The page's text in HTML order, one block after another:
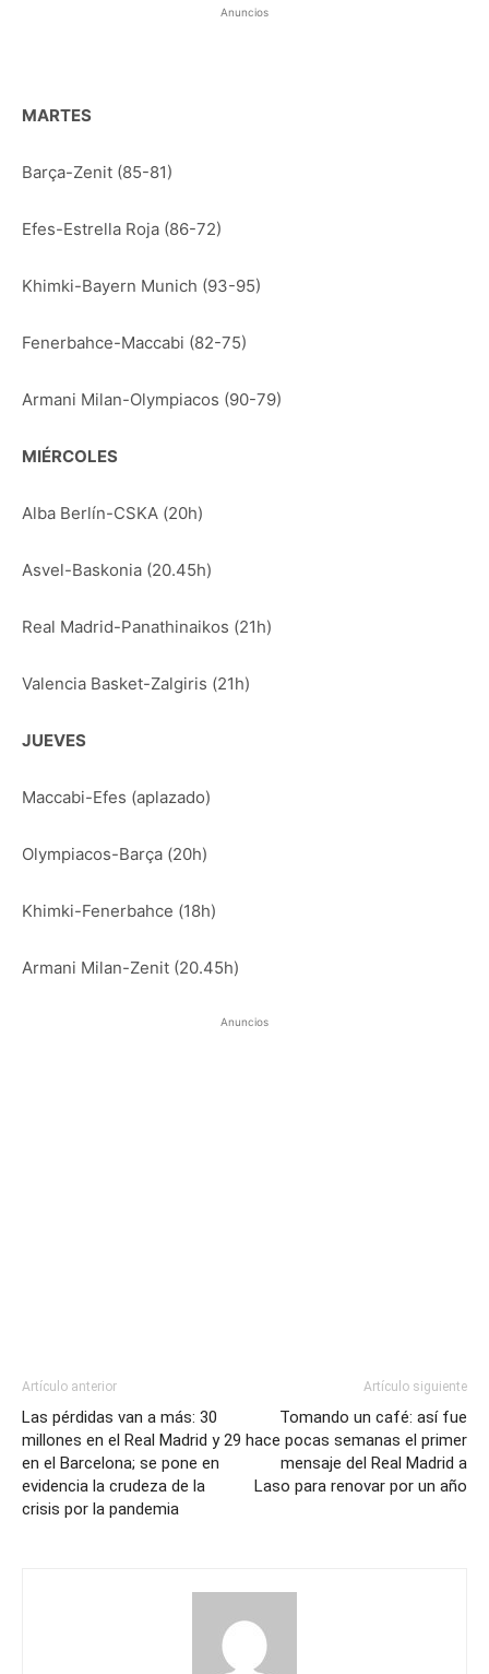
Anuncios
MARTES
Barça-Zenit (85-81)
Efes-Estrella Roja (86-72)
Khimki-Bayern Munich (93-95)
Fenerbahce-Maccabi (82-75)
Armani Milan-Olympiacos (90-79)
MIÉRCOLES
Alba Berlín-CSKA (20h)
Asvel-Baskonia (20.45h)
Real Madrid-Panathinaikos (21h)
Valencia Basket-Zalgiris (21h)
JUEVES
Maccabi-Efes (aplazado)
Olympiacos-Barça (20h)
Khimki-Fenerbahce (18h)
Armani Milan-Zenit (20.45h)
Anuncios
Artículo anterior
Las pérdidas van a más: 30
millones en el Real Madrid y 29
en el Barcelona; se pone en
evidencia la crudeza de la
crisis por la pandemia
Artículo siguiente
Tomando un café: así fue
hace pocas semanas el primer
mensaje del Real Madrid a
Laso para renovar por un año